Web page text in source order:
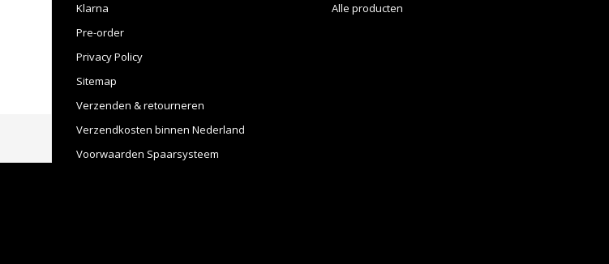
Klarna
Pre-order
Privacy Policy
Sitemap
Verzenden & retourneren
Verzendkosten binnen Nederland
Voorwaarden Spaarsysteem
Alle producten